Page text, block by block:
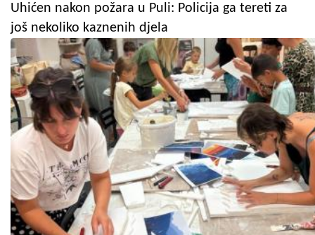
Uhićen nakon požara u Puli: Policija ga tereti za
još nekoliko kaznenih djela